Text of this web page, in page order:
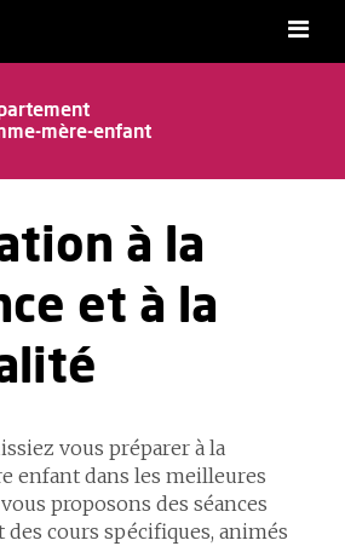
mère-enfant
à la
et à la
vous préparer à la
enfant dans les meilleures
proposons des séances
cours spécifiques, animés